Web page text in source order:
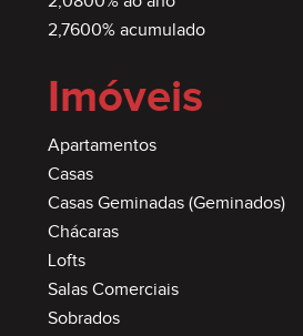
2,7600% acumulado
Imóveis
Apartamentos
Casas
Casas Geminadas (Geminados)
Chácaras
Lofts
Salas Comerciais
Sobrados